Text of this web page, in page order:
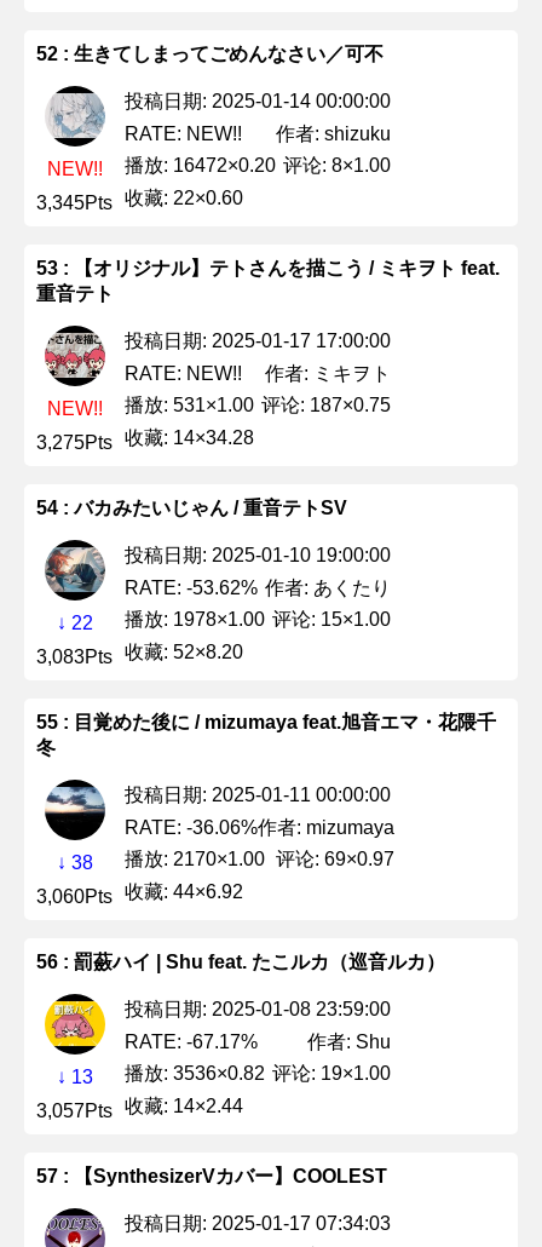
52 : 生きてしまってごめんなさい／可不
NEW!!
3,345Pts
投稿日期: 2025-01-14 00:00:00
RATE: NEW!!
作者: shizuku
播放: 16472×0.20 评论: 8×1.00
收藏: 22×0.60
53 : 【オリジナル】テトさんを描こう / ミキヲト feat.
重音テト
NEW!!
3,275Pts
投稿日期: 2025-01-17 17:00:00
RATE: NEW!!
作者: ミキヲト
播放: 531×1.00 评论: 187×0.75
收藏: 14×34.28
54 : バカみたいじゃん / 重音テトSV
↓ 22
3,083Pts
投稿日期: 2025-01-10 19:00:00
RATE: -53.62% 作者: あくたり
播放: 1978×1.00 评论: 15×1.00
收藏: 52×8.20
55 : 目覚めた後に / mizumaya feat.旭音エマ・花隈千
冬
↓ 38
3,060Pts
投稿日期: 2025-01-11 00:00:00
RATE: -36.06%作者: mizumaya
播放: 2170×1.00 评论: 69×0.97
收藏: 44×6.92
56 : 罰蘞ハイ | Shu feat. たこルカ（巡音ルカ）
↓ 13
3,057Pts
投稿日期: 2025-01-08 23:59:00
RATE: -67.17%
作者: Shu
播放: 3536×0.82 评论: 19×1.00
收藏: 14×2.44
57 : 【SynthesizerVカバー】COOLEST
投稿日期: 2025-01-17 07:34:03